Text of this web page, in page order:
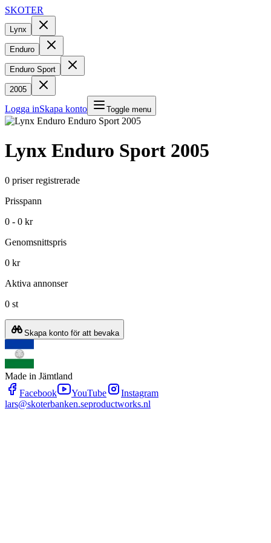
SKOTER
Lynx
Enduro
Enduro Sport
2005
Logga inSkapa konto Toggle menu
Lynx Enduro Sport 2005
0 priser registrerade
Prisspann
0 - 0 kr
Genomsnittspris
0 kr
Aktiva annonser
0 st
Skapa konto för att bevaka
Made in Jämtland
Facebook
YouTube
Instagram
lars@skoterbanken.seproductworks.nl